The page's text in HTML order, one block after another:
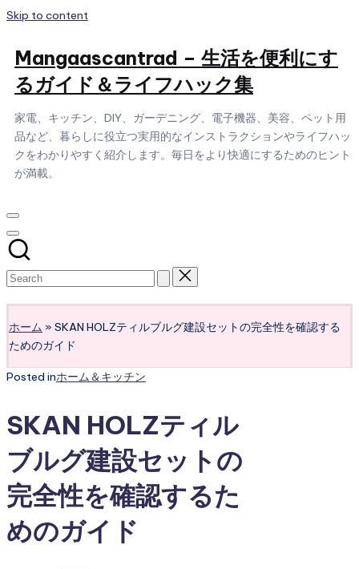
Skip to content
Mangaascantrad – 生活を便利にす
るガイド＆ライフハック集
家電、キッチン、DIY、ガーデニング、電子機器、美容、ペット用
品など、暮らしに役立つ実用的なインストラクションやライフハッ
クをわかりやすく紹介します。毎日をより快適にするためのヒント
が満載。
ホーム » SKAN HOLZティルブルグ建設セットの完全性を確認する
ためのガイド
Posted inホーム＆キッチン
SKAN HOLZティル
ブルグ建設セットの
完全性を確認するた
めのガイド